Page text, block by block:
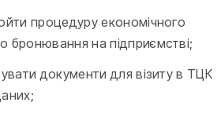
процедуру економічного
бронювання на підприємстві;
документи для візиту в ТЦК